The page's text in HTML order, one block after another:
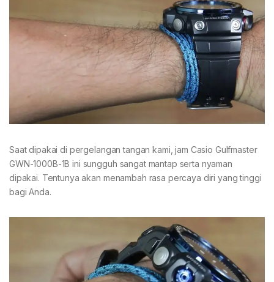
Saat dipakai di pergelangan tangan kami, jam Casio Gulfmaster
GWN-1000B-1B ini sungguh sangat mantap serta nyaman
dipakai. Tentunya akan menambah rasa percaya diri yang tinggi
bagi Anda.